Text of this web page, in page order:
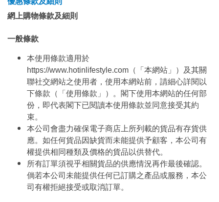
網上購物條款及細則
一般條款
本使用條款適用於
https://www.hotinlifestyle.com（「本網站」）及其關
聯社交網站之使用者，使用本網站前，請細心詳閱以
下條款（「使用條款」）。閣下使用本網站的任何部
份，即代表閣下已閱讀本使用條款並同意接受其約
束。
本公司會盡力確保電子商店上所列載的貨品有存貨供
應。如任何貨品因缺貨而未能提供予顧客，本公司有
權提供相同種類及價格的貨品以供替代。
所有訂單須視乎相關貨品的供應情況再作最後確認。
倘若本公司未能提供任何已訂購之產品或服務，本公
司有權拒絕接受或取消訂單。